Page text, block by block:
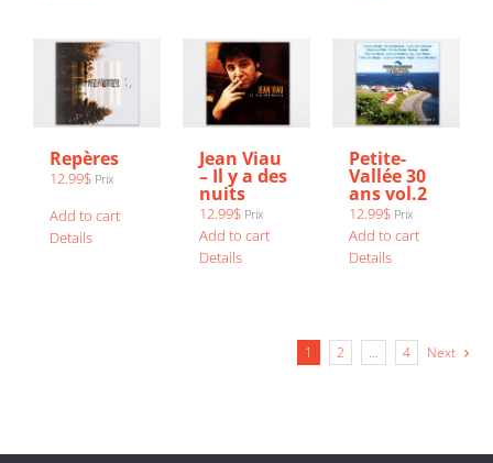
Repères
12.99$ Prix
Add to cart
Details
Jean Viau
– Il y a des
nuits
12.99$ Prix
Add to cart
Details
Petite-
Vallée 30
ans vol.2
12.99$ Prix
Add to cart
Details
1 2 … 4 Next